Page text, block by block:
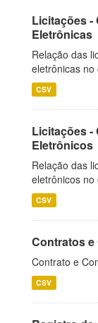
Licitações -
Eletrônicas
Relação das
eletrônicas
CSV
Licitações -
Eletrônicos
Relação das
eletrônicos
CSV
Contratos
Contrato e
CSV